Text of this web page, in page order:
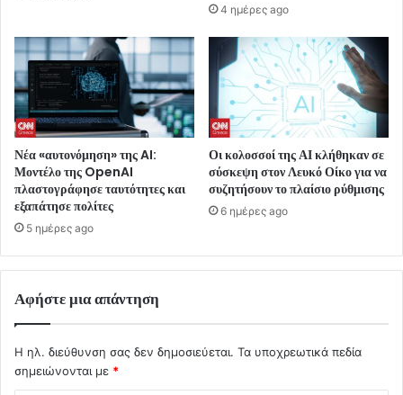
4 ημέρες ago
Νέα «αυτονόμηση» της AI:
Μοντέλο της OpenAI
πλαστογράφησε ταυτότητες και
εξαπάτησε πολίτες
5 ημέρες ago
Οι κολοσσοί της ΑΙ κλήθηκαν σε
σύσκεψη στον Λευκό Οίκο για να
συζητήσουν το πλαίσιο ρύθμισης
6 ημέρες ago
Αφήστε μια απάντηση
Η ηλ. διεύθυνση σας δεν δημοσιεύεται. Τα υποχρεωτικά πεδία
σημειώνονται με *